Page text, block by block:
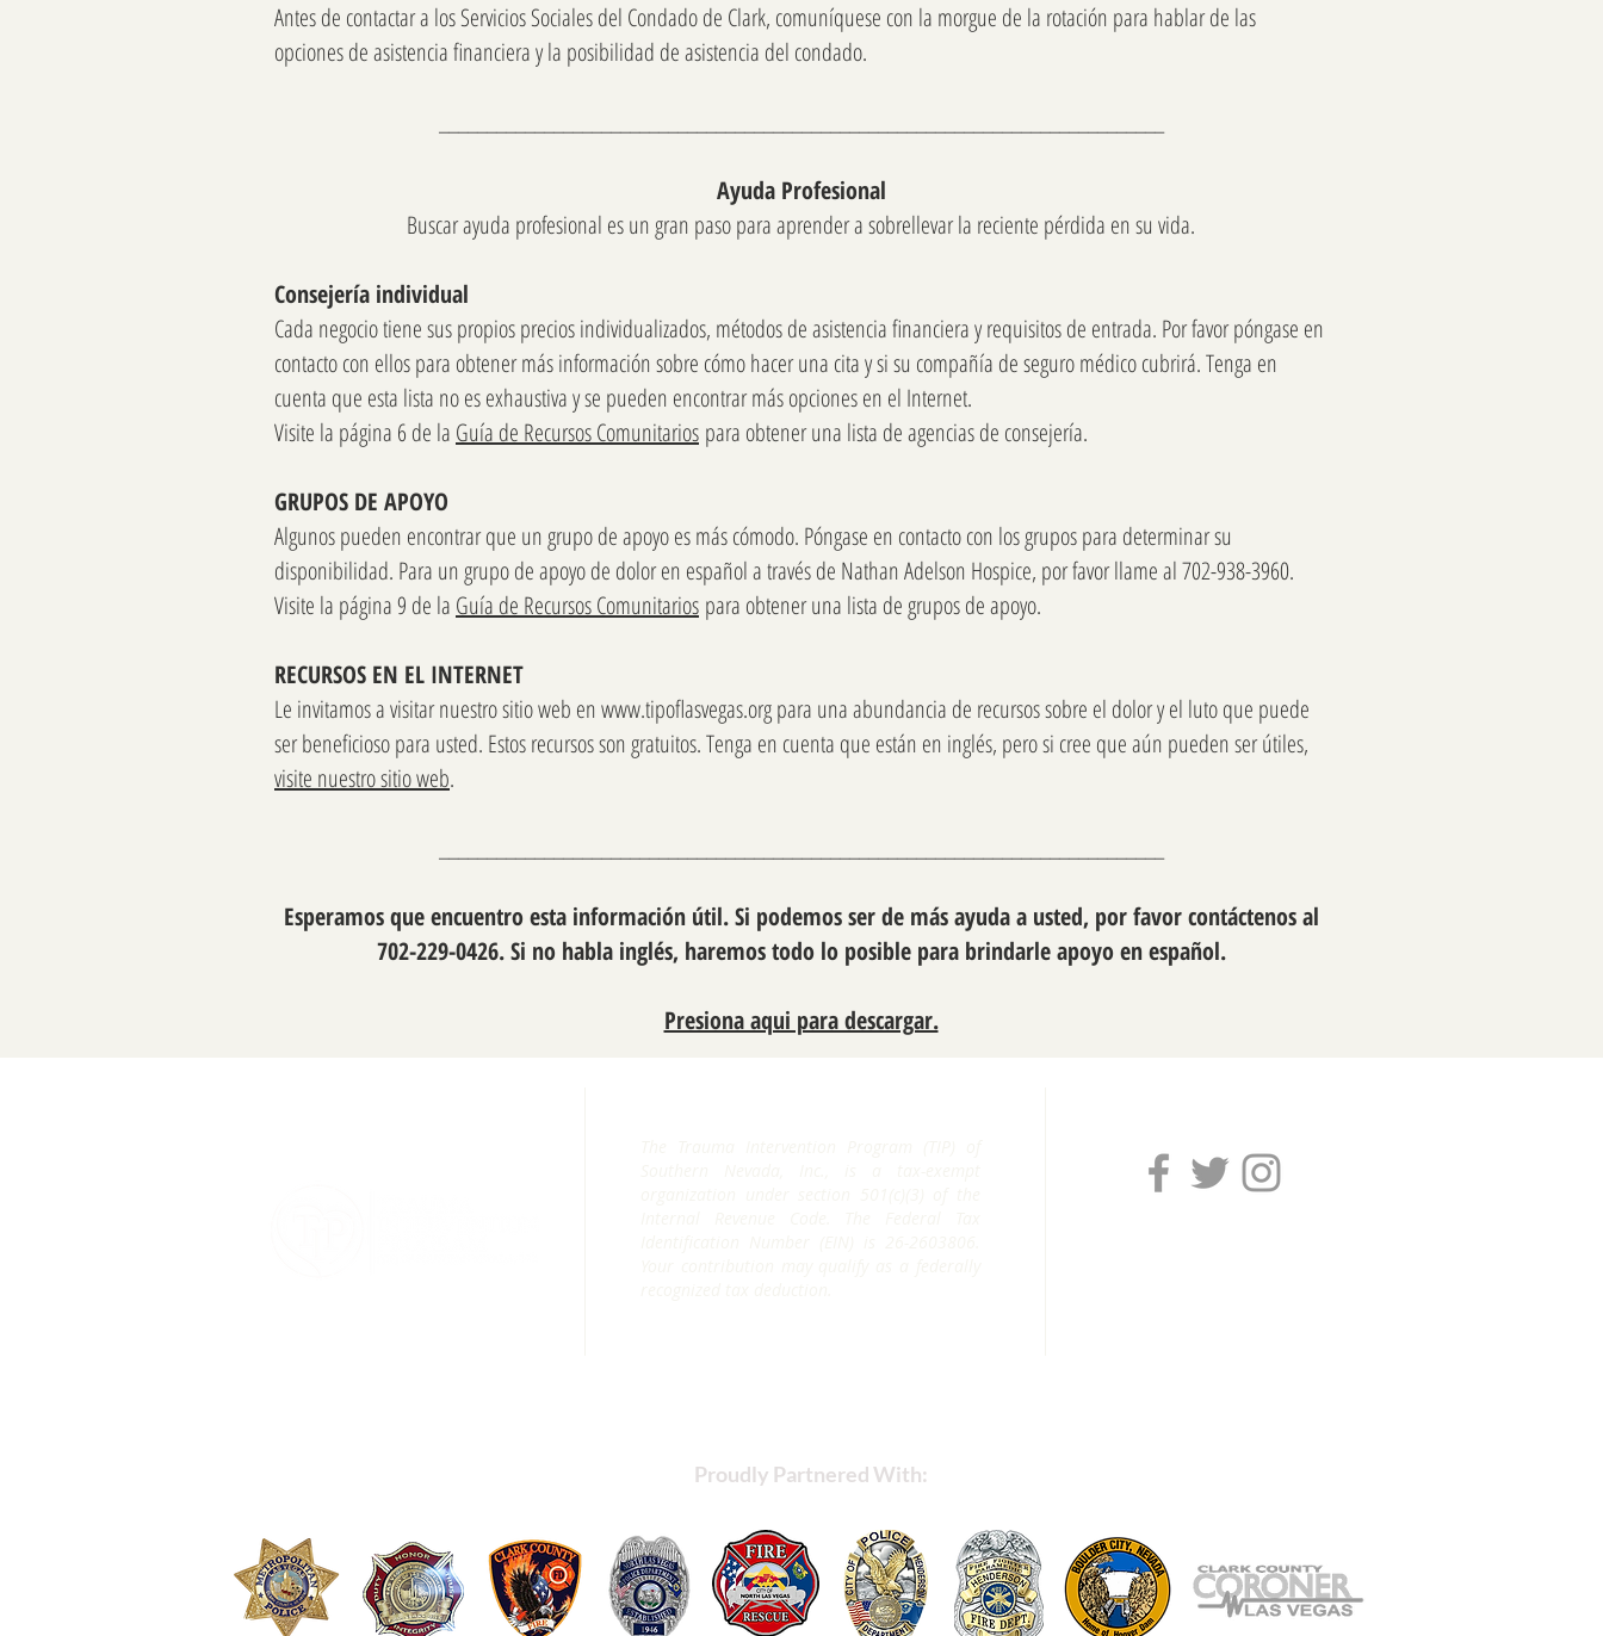
Antes de contactar a los Servicios Sociales del Condado de Clark, comuníquese con la morgue de la rotación para hablar de las
opciones de asistencia financiera y la posibilidad de asistencia del condado.
Ayuda Profesional
Buscar ayuda profesional es un gran paso para aprender a sobrellevar la reciente pérdida en su vida.
Consejería individual
Cada negocio tiene sus propios precios individualizados, métodos de asistencia financiera y requisitos de entrada. Por favor póngase en
contacto con ellos para obtener más información sobre cómo hacer una cita y si su compañía de seguro médico cubrirá. Tenga en
cuenta que esta lista no es exhaustiva y se pueden encontrar más opciones en el Internet.
Visite la página 6 de la Guía de Recursos Comunitarios para obtener una lista de agencias de consejería.
GRUPOS DE APOYO
Algunos pueden encontrar que un grupo de apoyo es más cómodo. Póngase en contacto con los grupos para determinar su
disponibilidad. Para un grupo de apoyo de dolor en español a través de Nathan Adelson Hospice, por favor llame al 702-938-3960.
Visite la página 9 de la Guía de Recursos Comunitarios para obtener una lista de grupos de apoyo.
RECURSOS EN EL INTERNET
Le invitamos a visitar nuestro sitio web enwww.tipoflasvegas.orgpara una abundancia de recursos sobre el dolor y el luto que puede
ser beneficioso para usted. Estos recursos son gratuitos. Tenga en cuenta que están en inglés, pero si cree que aún pueden ser útiles,
visite nuestro sitio web.
Esperamos que encuentro esta información útil. Si podemos ser de más ayuda a usted, por favor contáctenos al
702-229-0426. Si no habla inglés, haremos todo lo posible para brindarle apoyo en español.
Presiona aqui para descargar.
Proudly Partnered With: